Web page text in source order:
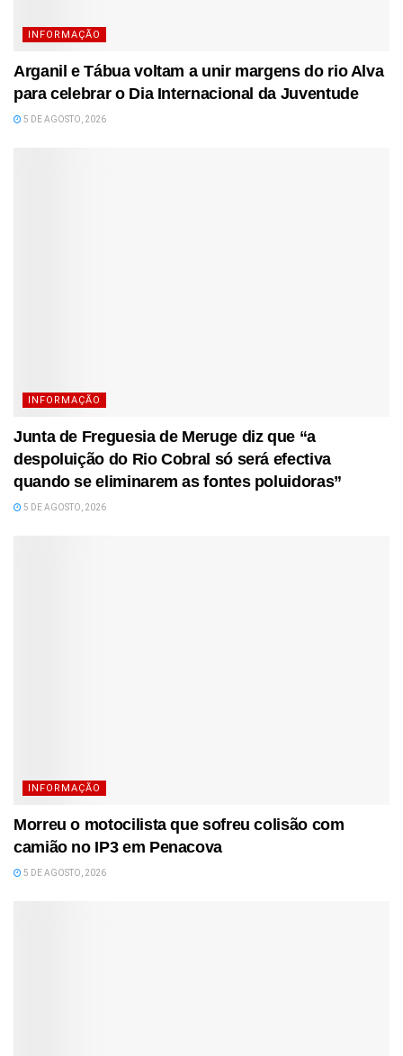
INFORMAÇÃO
Arganil e Tábua voltam a unir margens do rio Alva
para celebrar o Dia Internacional da Juventude
5 DE AGOSTO, 2026
INFORMAÇÃO
Junta de Freguesia de Meruge diz que “a
despoluição do Rio Cobral só será efectiva
quando se eliminarem as fontes poluidoras”
5 DE AGOSTO, 2026
INFORMAÇÃO
Morreu o motocilista que sofreu colisão com
camião no IP3 em Penacova
5 DE AGOSTO, 2026